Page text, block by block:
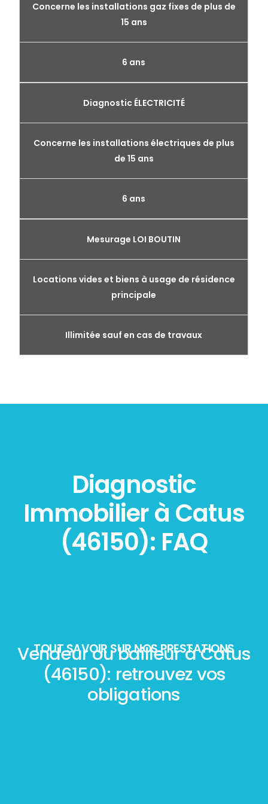
Concerne les installations gaz fixes de plus de
15 ans
6 ans
Diagnostic ÉLECTRICITÉ
Concerne les installations électriques de plus
de 15 ans
6 ans
Mesurage LOI BOUTIN
Locations vides et biens à usage de résidence
principale
Illimitée sauf en cas de travaux
Diagnostic
Immobilier à Catus
(46150): FAQ
TOUT SAVOIR SUR NOS PRESTATIONS
Vendeur ou bailleur à Catus
(46150): retrouvez vos
obligations